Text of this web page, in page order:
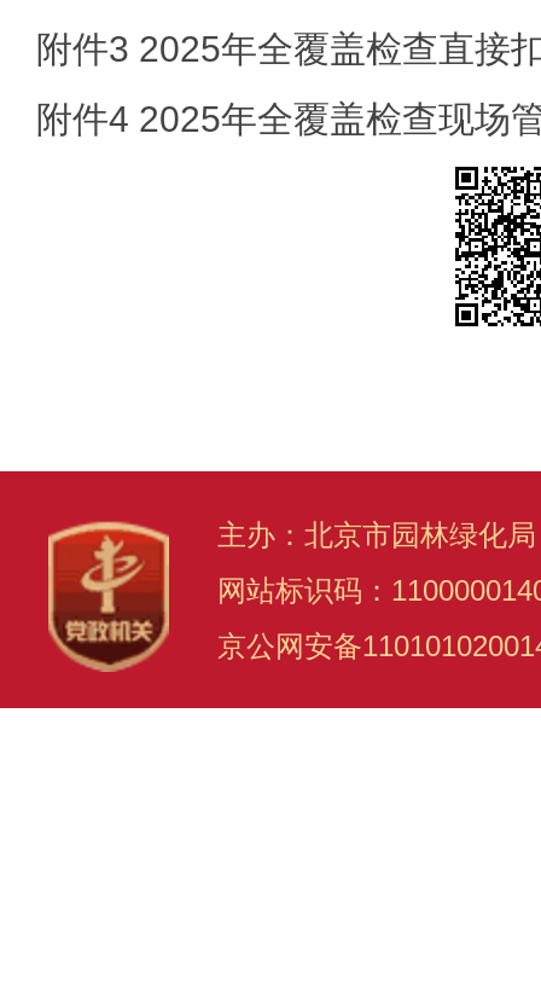
附件3 2025年全覆盖检查直接
附件4 2025年全覆盖检查现场
主办：北京市园林绿化
网站标识码：
京公网安备